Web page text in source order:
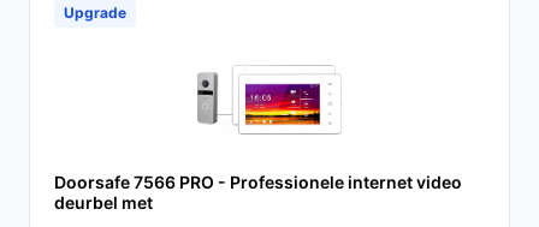
Ontdek alle specificaties en vergelijk prijzen op
past bij jouw behoeften!
Upgrade
Doorsafe 7566 PRO - Professionele internet video
deurbel met